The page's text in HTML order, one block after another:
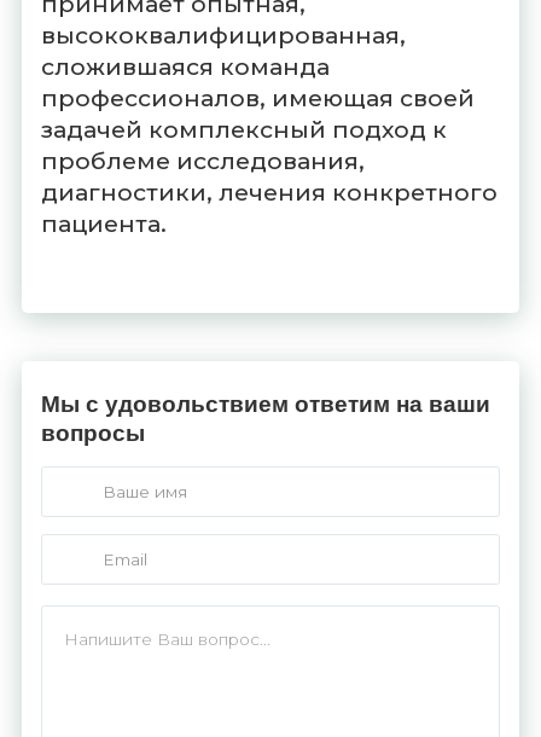
высококвалифицированная,
сложившаяся команда
профессионалов, имеющая своей
задачей комплексный подход к
проблеме исследования,
диагностики, лечения конкретного
пациента.
Мы с удовольствием ответим на ваши
вопросы